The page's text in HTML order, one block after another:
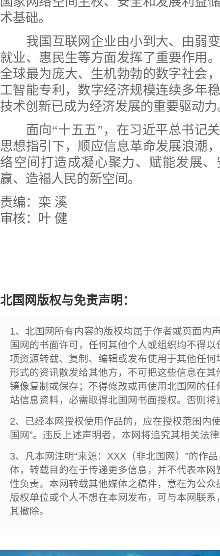
术基础。
我国互联网企业由小到大、由弱变
就业、惠民生等方面发挥了重要作用
全球最为庞大、生机勃勃的数字社会
工智能专利，数字经济规模连续多年
技术创新已成为经济发展的重要驱动力
面向“十五五”，在习近平总书记关
思想指引下，顺应信息革命发展浪潮
络空间打造成凝心聚力、赋能发展
赢、造福人民的新空间。
责编：栾 溪
审核：叶 健
北国网版权与免责声明：
1、北国网所有内容的版权均属于作者或页面内
国网的书面许可，任何其他个人或组织均不得
项资源转载、复制、编辑或发布使用于其他任
形式的资讯散发给其他方，不可把这些信息在
镜像复制或保存；不得修改或再使用北国网的
站信息资料，必需取得北国网书面授权。否则将
2、已经本网授权使用作品的，应在授权范围内
国网”。违反上述声明者，本网将追究其相关法
3、凡本网注明“来源：XXX（非北国网）”的作
体，转载目的在于传递更多信息，并不代表本
性负责。本网转载其他媒体之稿件，意在为公
版权单位或个人不想在本网发布，可与本网联
其撤除。